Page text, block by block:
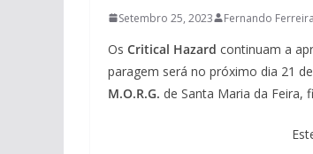
Setembro 25, 2023 Fernando Ferreira
Os Critical Hazard continuam a
paragem será no próximo dia 21
M.O.R.G. de Santa Maria da Feira,